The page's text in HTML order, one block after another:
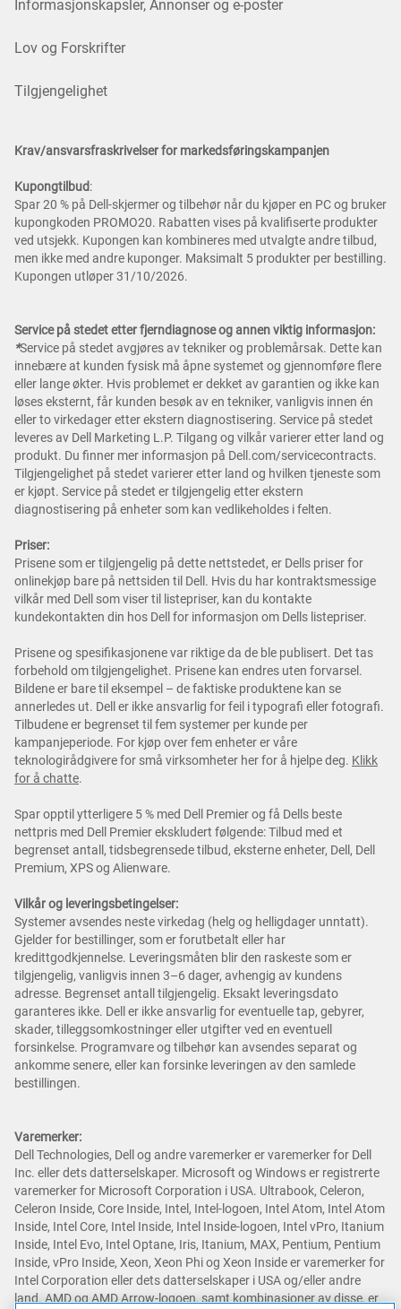
Informasjonskapsler, Annonser og e-poster
Lov og Forskrifter
Tilgjengelighet
Krav/ansvarsfraskrivelser for markedsføringskampanjen
Kupongtilbud:
Spar 20 % på Dell-skjermer og tilbehør når du kjøper en PC og bruker
kupongkoden PROMO20. Rabatten vises på kvalifiserte produkter
ved utsjekk. Kupongen kan kombineres med utvalgte andre tilbud,
men ikke med andre kuponger. Maksimalt 5 produkter per bestilling.
Kupongen utløper 31/10/2026.
Service på stedet etter fjerndiagnose og annen viktig informasjon:
*Service på stedet avgjøres av tekniker og problemårsak. Dette kan
innebære at kunden fysisk må åpne systemet og gjennomføre flere
eller lange økter. Hvis problemet er dekket av garantien og ikke kan
løses eksternt, får kunden besøk av en tekniker, vanligvis innen én
eller to virkedager etter ekstern diagnostisering. Service på stedet
leveres av Dell Marketing L.P. Tilgang og vilkår varierer etter land og
produkt. Du finner mer informasjon på Dell.com/servicecontracts.
Tilgjengelighet på stedet varierer etter land og hvilken tjeneste som
er kjøpt. Service på stedet er tilgjengelig etter ekstern
diagnostisering på enheter som kan vedlikeholdes i felten.
Priser:
Prisene som er tilgjengelig på dette nettstedet, er Dells priser for
onlinekjøp bare på nettsiden til Dell. Hvis du har kontraktsmessige
vilkår med Dell som viser til listepriser, kan du kontakte
kundekontakten din hos Dell for informasjon om Dells listepriser.
Prisene og spesifikasjonene var riktige da de ble publisert. Det tas
forbehold om tilgjengelighet. Prisene kan endres uten forvarsel.
Bildene er bare til eksempel – de faktiske produktene kan se
annerledes ut. Dell er ikke ansvarlig for feil i typografi eller fotografi.
Tilbudene er begrenset til fem systemer per kunde per
kampanjeperiode. For kjøp over fem enheter er våre
teknologirådgivere for små virksomheter her for å hjelpe deg. Klikk
for å chatte.
Spar opptil ytterligere 5 % med Dell Premier og få Dells beste
nettpris med Dell Premier ekskludert følgende: Tilbud med et
begrenset antall, tidsbegrensede tilbud, eksterne enheter, Dell, Dell
Premium, XPS og Alienware.
Vilkår og leveringsbetingelser:
Systemer avsendes neste virkedag (helg og helligdager unntatt).
Gjelder for bestillinger, som er forutbetalt eller har
kredittgodkjennelse. Leveringsmåten blir den raskeste som er
tilgjengelig, vanligvis innen 3–6 dager, avhengig av kundens
adresse. Begrenset antall tilgjengelig. Eksakt leveringsdato
garanteres ikke. Dell er ikke ansvarlig for eventuelle tap, gebyrer,
skader, tilleggsomkostninger eller utgifter ved en eventuell
forsinkelse. Programvare og tilbehør kan avsendes separat og
ankomme senere, eller kan forsinke leveringen av den samlede
bestillingen.
Varemerker:
Dell Technologies, Dell og andre varemerker er varemerker for Dell
Inc. eller dets datterselskaper. Microsoft og Windows er registrerte
varemerker for Microsoft Corporation i USA. Ultrabook, Celeron,
Celeron Inside, Core Inside, Intel, Intel-logoen, Intel Atom, Intel Atom
Inside, Intel Core, Intel Inside, Intel Inside-logoen, Intel vPro, Itanium
Inside, Intel Evo, Intel Optane, Iris, Itanium, MAX, Pentium, Pentium
Inside, vPro Inside, Xeon, Xeon Phi og Xeon Inside er varemerker for
Intel Corporation eller dets datterselskaper i USA og/eller andre
land. AMD og AMD Arrow-logoen, samt kombinasjoner av disse, er